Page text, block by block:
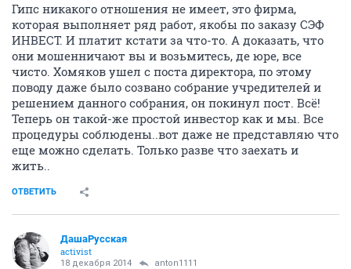
Гипс никакого отношения не имеет, это фирма,
которая выполняет ряд работ, якобы по заказу СЭФ
ИНВЕСТ. И платит кстати за что-то. А доказать, что
они мошенничают вы и возьмитесь, де юре, все
чисто. Хомяков ушел с поста директора, по этому
поводу даже было созвано собрание учредителей и
решением данного собрания, он покинул пост. Всё!
Теперь он такой-же простой инвестор как и мы. Все
процедуры соблюдены..вот даже не представляю что
еще можно сделать. Только разве что заехать и
жить..
ОТВЕТИТЬ
ДашаРусская
activist
18 декабря 2014 anton1111